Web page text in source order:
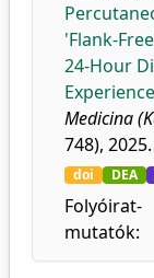
'Flank-
24-Hour
Medicina
748), 2025.
doi DEA
Folyóirat-
mutatók: